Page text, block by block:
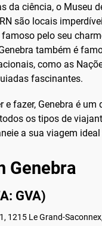
da ciência, o Museu
são locais
famoso pelo seu
também é
como as
fascinantes.
e fazer, Genebra é um
os tipos de
a sua viagem
Genebra
GVA)
1215 Le Grand-